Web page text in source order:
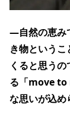
―自然の恵み
き物という
くると思う
る「move to
な思いが込め